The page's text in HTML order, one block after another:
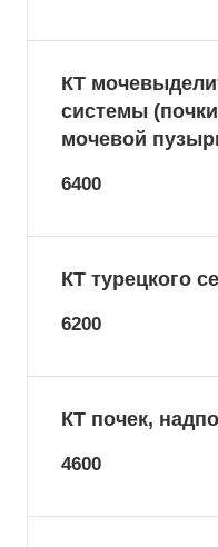
КТ
системы
мочевой
6400
КТ турецкого
6200
КТ почек,
4600